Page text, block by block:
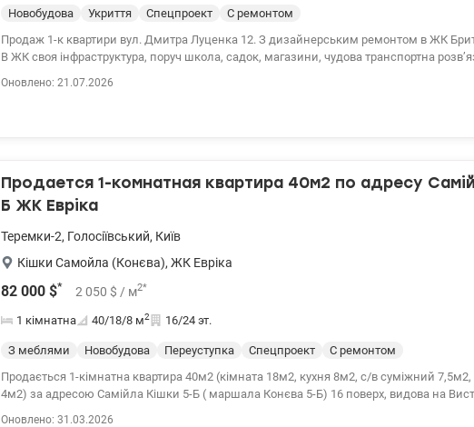
Новобудова Укриття Спецпроект
С ремонтом
Продаж 1-к квартири вул. Дмитра Луценка 12. З дизайнерським ремонтом в ЖК
В ЖК своя інфраструктура, поруч школа, садок, магазини, чудова транспортна розвʼязка. 044 200
Оновлено: 21.07.2026
Продается 1-комнатная квартира 40м2 по адресу
Б ЖК Евріка
Теремки-2, Голосіївський, Київ
Кішки Самойла (Конєва), ЖК Евріка
82 000 $* 2 050 $ / м2*
1 кімнатна 40/18/8 м2 16/24 эт.
З меблями Новобудова Переуступка Спецпроект
С ремонтом
Продається 1-кімнатна квартира 40м2 (кімната 18м2, кухня 8м2, с/в суміжний
4м2) за адресою Самійла Кішки 5-Б ( маршала Конєва 5-Б) 16 поверх, видова на
Оновлено: 31.03.2026